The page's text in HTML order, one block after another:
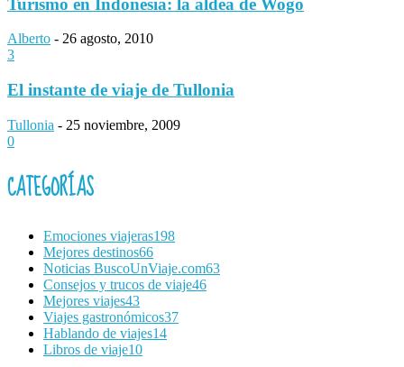
Alberto - 26 agosto, 2010
3
El instante de viaje de Tullonia
Tullonia - 25 noviembre, 2009
0
CATEGORÍAS
Emociones viajeras198
Mejores destinos66
Noticias BuscoUnViaje.com63
Consejos y trucos de viaje46
Mejores viajes43
Viajes gastronómicos37
Hablando de viajes14
Libros de viaje10